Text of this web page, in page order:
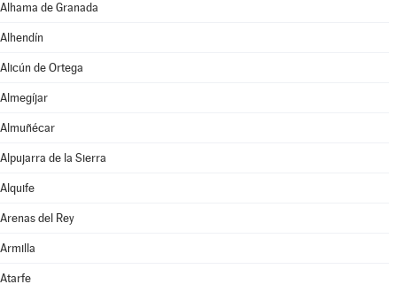
Alhama de Granada
Alhendín
Alicún de Ortega
Almegíjar
Almuñécar
Alpujarra de la Sierra
Alquife
Arenas del Rey
Armilla
Atarfe